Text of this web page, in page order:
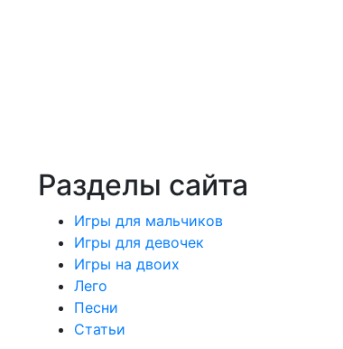
Разделы сайта
Игры для мальчиков
Игры для девочек
Игры на двоих
Лего
Песни
Статьи